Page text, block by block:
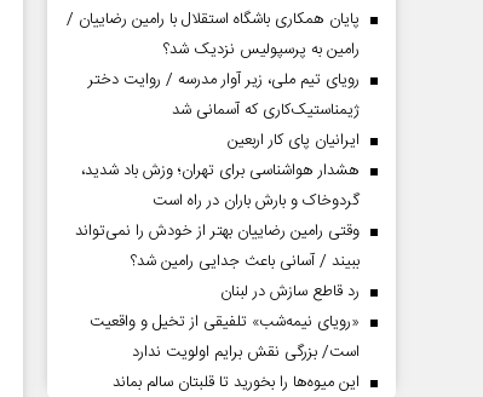
پایان همکاری باشگاه استقلال با رامین رضاییان /
رامین به پرسپولیس نزدیک شد؟
رویای تیم ملی، زیر آوار مدرسه / روایت دختر
ژیمناستیک‌کاری که آسمانی شد
ایرانیان پای کار اربعین
هشدار هواشناسی برای تهران؛ وزش باد شدید،
گردوخاک و بارش باران در راه است
وقتی رامین رضاییان بهتر از خودش را نمی‌تواند
ببیند / آسانی باعث جدایی رامین شد؟
رد قاطع سازش در لبنان
«رویای نیمه‌شب» تلفیقی از تخیل و واقعیت
است/ بزرگی نقش برایم اولویت ندارد
این میوه‌ها را بخورید تا قلبتان سالم بماند